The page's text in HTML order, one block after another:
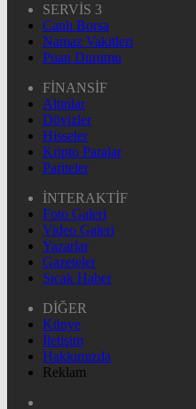
SERVİS 3
Canlı Borsa
Namaz Vakitleri
Puan Durumu
FİNANSİF
Altınlar
Dövizler
Hisseler
Kripto Paralar
Pariteler
İNTERAKTİF
Foto Galeri
Video Galeri
Yazarlar
Gazeteler
Sıcak Haber
DİĞER
Künye
İletişim
Hakkımızda
Reklam